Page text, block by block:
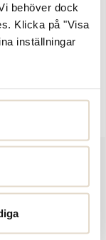
behöver dock
Klicka på "Visa
inställningar
tå. Slip-in
logodetalj